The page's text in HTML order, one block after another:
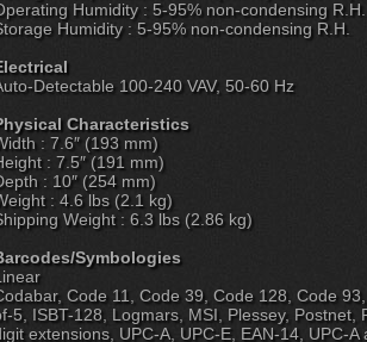
Humidity : 5-95% non-condensing R.H.
Humidity : 5-95% non-condensing R.H.
Detectable 100-240 VAV, 50-60 Hz
Characteristics
: 7.6″ (193 mm)
: 7.5″ (191 mm)
: 10″ (254 mm)
: 4.6 lbs (2.1 kg)
Weight : 6.3 lbs (2.86 kg)
Symbologies
Code 11, Code 39, Code 128, Code
5, ISBT-128, Logmars, MSI, Plessey,
extensions, UPC-A, UPC-E, EAN-14, UPC-